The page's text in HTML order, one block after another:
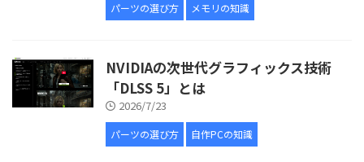
パーツの選び方 メモリの知識
NVIDIAの次世代グラフィックス技術
「DLSS 5」とは
2026/7/23
パーツの選び方 自作PCの知識